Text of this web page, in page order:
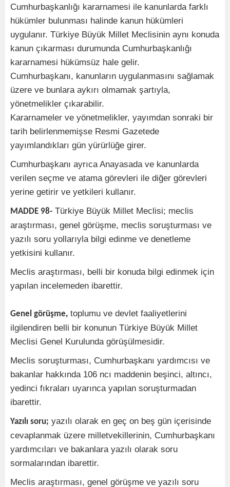
Cumhurbaşkanlığı kararnamesi ile kanunlarda farklı
hükümler bulunması halinde kanun hükümleri
uygulanır. Türkiye Büyük Millet Meclisinin aynı konuda
kanun çıkarması durumunda Cumhurbaşkanlığı
kararnamesi hükümsüz hale gelir.
Cumhurbaşkanı, kanunların uygulanmasını sağlamak
üzere ve bunlara aykırı olmamak şartıyla,
yönetmelikler çıkarabilir.
Kararnameler ve yönetmelikler, yayımdan sonraki bir
tarih belirlenmemişse Resmi Gazetede
yayımlandıkları gün yürürlüğe girer.
Cumhurbaşkanı ayrıca Anayasada ve kanunlarda
verilen seçme ve atama görevleri ile diğer görevleri
yerine getirir ve yetkileri kullanır.
MADDE 98- Türkiye Büyük Millet Meclisi; meclis
araştırması, genel görüşme, meclis soruşturması ve
yazılı soru yollarıyla bilgi edinme ve denetleme
yetkisini kullanır.
Meclis araştırması, belli bir konuda bilgi edinmek için
yapılan incelemeden ibarettir.
Genel görüşme, toplumu ve devlet faaliyetlerini
ilgilendiren belli bir konunun Türkiye Büyük Millet
Meclisi Genel Kurulunda görüşülmesidir.
Meclis soruşturması, Cumhurbaşkanı yardımcısı ve
bakanlar hakkında 106 ncı maddenin beşinci, altıncı,
yedinci fıkraları uyarınca yapılan soruşturmadan
ibarettir.
Yazılı soru; yazılı olarak en geç on beş gün içerisinde
cevaplanmak üzere milletvekillerinin, Cumhurbaşkanı
yardımcıları ve bakanlara yazılı olarak soru
sormalarından ibarettir.
Meclis araştırması, genel görüşme ve yazılı soru